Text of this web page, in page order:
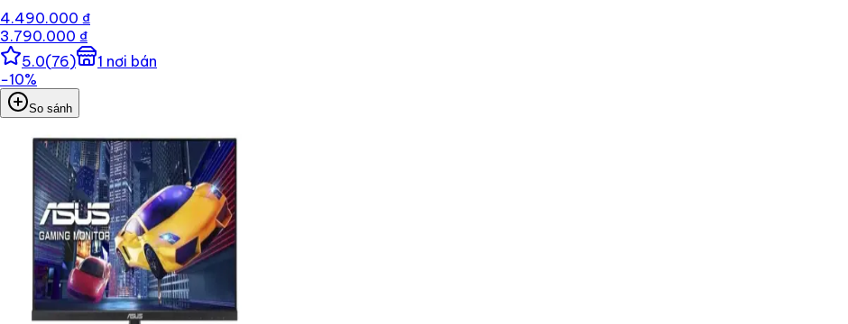
4.490.000 ₫
3.790.000 ₫
5.0(76) 1 nơi bán
−10%
So sánh